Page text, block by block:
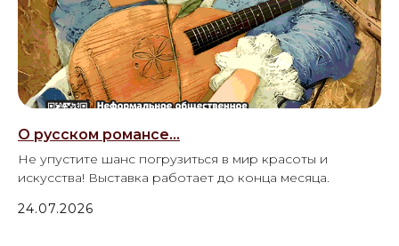
О русском романсе...
Не упустите шанс погрузиться в мир красоты и
искусства! Выставка работает до конца месяца.
24.07.2026